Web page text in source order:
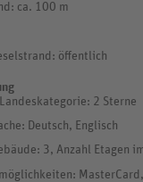
ca. 100 m
öffentlich
2 Sterne
Deutsch, Englisch
3, Anzahl Etagen